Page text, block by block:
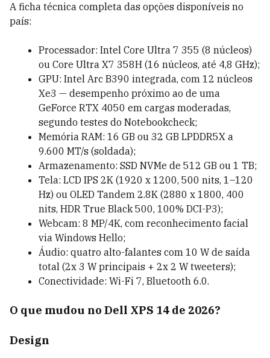
A ficha técnica completa das opções disponíveis no
país:
Processador: Intel Core Ultra 7 355 (8 núcleos)
ou Core Ultra X7 358H (16 núcleos, até 4,8 GHz);
GPU: Intel Arc B390 integrada, com 12 núcleos
Xe3 — desempenho próximo ao de uma
GeForce RTX 4050 em cargas moderadas,
segundo testes do Notebookcheck;
Memória RAM: 16 GB ou 32 GB LPDDR5X a
9.600 MT/s (soldada);
Armazenamento: SSD NVMe de 512 GB ou 1 TB;
Tela: LCD IPS 2K (1920 x 1200, 500 nits, 1–120
Hz) ou OLED Tandem 2.8K (2880 x 1800, 400
nits, HDR True Black 500, 100% DCI-P3);
Webcam: 8 MP/4K, com reconhecimento facial
via Windows Hello;
Áudio: quatro alto-falantes com 10 W de saída
total (2x 3 W principais + 2x 2 W tweeters);
Conectividade: Wi-Fi 7, Bluetooth 6.0.
O que mudou no Dell XPS 14 de 2026?
Design